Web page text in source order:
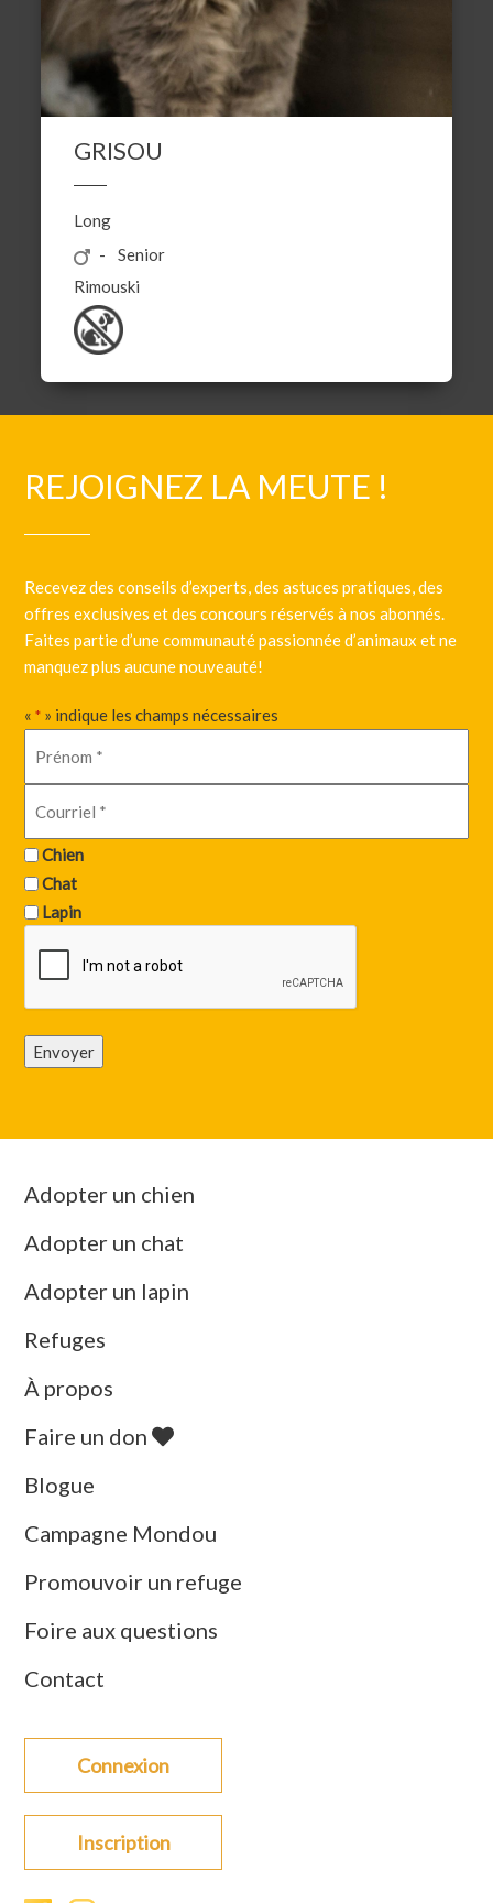
GRISOU
Long
Senior
Rimouski
REJOIGNEZ LA MEUTE !
Recevez des conseils d’experts, des astuces pratiques, des
offres exclusives et des concours réservés à nos abonnés.
Faites partie d’une communauté passionnée d’animaux et ne
manquez plus aucune nouveauté!
«* » indique les champs nécessaires
Chien
Chat
Lapin
Envoyer
Adopter un chien
Adopter un chat
Adopter un lapin
Refuges
À propos
Faire un don
Blogue
Campagne Mondou
Promouvoir un refuge
Foire aux questions
Contact
Connexion
Inscription